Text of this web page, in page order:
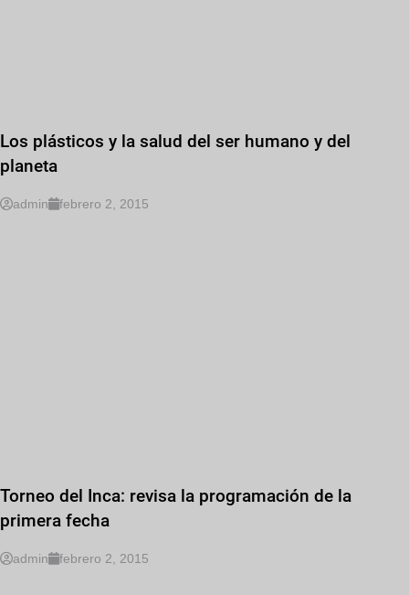
Los plásticos y la salud del ser humano y del
planeta
admin febrero 2, 2015
Torneo del Inca: revisa la programación de la
primera fecha
admin febrero 2, 2015